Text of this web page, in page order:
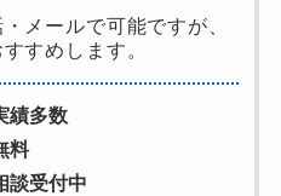
メールで可能ですが、
すめします。
績多数
料
談受付中